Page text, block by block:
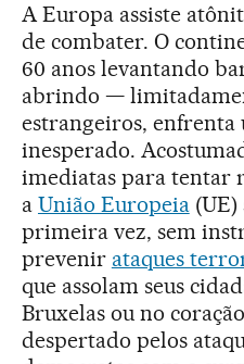
A Europa assiste
de combater. O
60 anos levantando
abrindo —
estrangeiros, enfrenta
inesperado.
imediatas para tentar
a União Europeia(UE)
primeira vez, sem
prevenir ataques
que assolam seus
Bruxelas ou no
despertado pelos